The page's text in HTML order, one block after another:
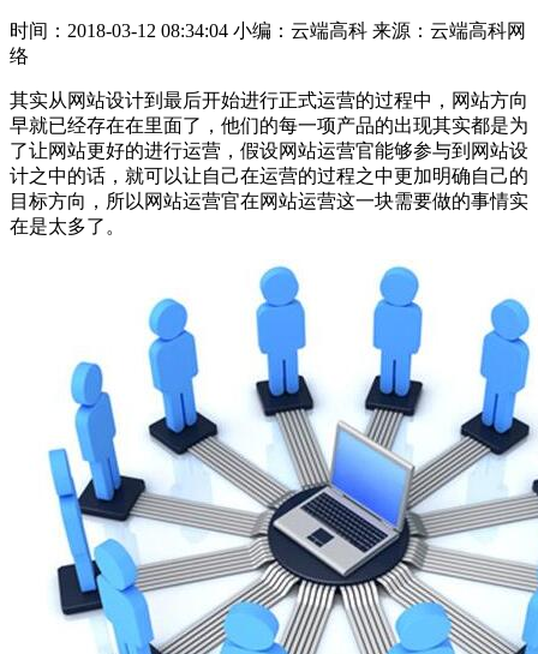
时间：2018-03-12 08:34:04 小编：云端高科 来源：云端高科网
络
其实从网站设计到最后开始进行正式运营的过程中，网站方向
早就已经存在在里面了，他们的每一项产品的出现其实都是为
了让网站更好的进行运营，假设网站运营官能够参与到网站设
计之中的话，就可以让自己在运营的过程之中更加明确自己的
目标方向，所以网站运营官在网站运营这一块需要做的事情实
在是太多了。